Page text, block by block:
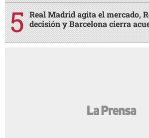
Real Madrid agita el mercado,
decisión y Barcelona cierra